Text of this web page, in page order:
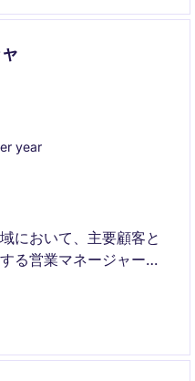
year
において、主要顧客と
る営業マネージャーポ
担当し、持続的な売上